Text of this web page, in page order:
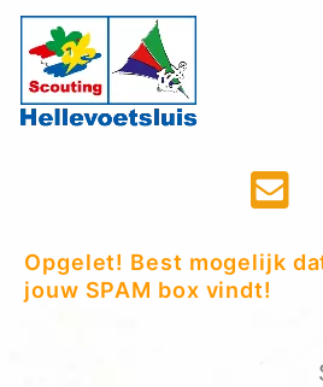
Opgelet! Best mogelijk
jouw SPAM box vindt!